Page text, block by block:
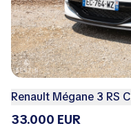
Renault Mégane 3 RS
33.000 EUR